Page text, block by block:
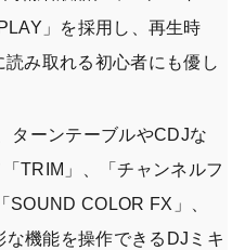
」を採用し、再生時
み取れる初心者にも優し
ターンテーブルやCDJな
TRIM」、「チャンネルフ
SOUND COLOR FX」、
な機能を操作できるDJミキ